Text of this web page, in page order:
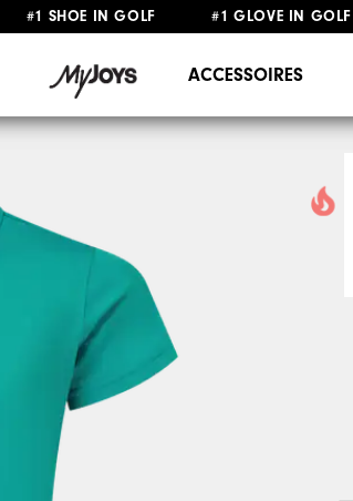
#1 SHOE IN GOLF #1 GLOVE IN GOLF
ACCESSOIRES